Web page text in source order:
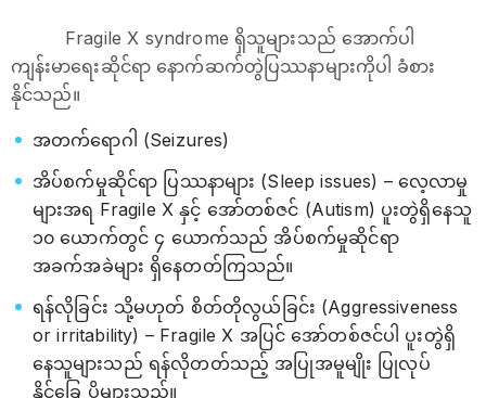
Fragile X syndrome ရှိသူများသည် အောက်ပါ
ကျန်းမာရေးဆိုင်ရာ နောက်ဆက်တွဲပြဿနာများကိုပါ ခံစား
နိုင်သည်။
အတက်ရောဂါ (Seizures)
အိပ်စက်မှုဆိုင်ရာ ပြဿနာများ (Sleep issues) – လေ့လာမှု
များအရ Fragile X နှင့် အော်တစ်ဇင် (Autism) ပူးတွဲရှိနေသူ
၁၀ ယောက်တွင် ၄ ယောက်သည် အိပ်စက်မှုဆိုင်ရာ
အခက်အခဲများ ရှိနေတတ်ကြသည်။
ရန်လိုခြင်း သို့မဟုတ် စိတ်တိုလွယ်ခြင်း (Aggressiveness
or irritability) – Fragile X အပြင် အော်တစ်ဇင်ပါ ပူးတွဲရှိ
နေသူများသည် ရန်လိုတတ်သည့် အပြုအမူမျိုး ပြုလုပ်
နိုင်ခြေ ပိုများသည်။